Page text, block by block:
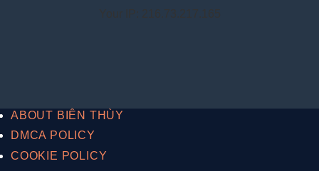
ABOUT BIÊN THÙY
DMCA POLICY
COOKIE POLICY